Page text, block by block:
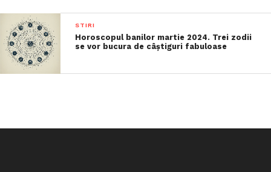
STIRI
Horoscopul banilor martie 2024. Trei zodii
se vor bucura de câștiguri fabuloase